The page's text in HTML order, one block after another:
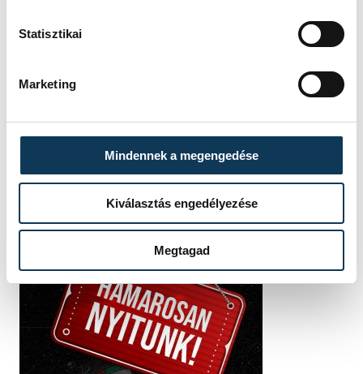
Statisztikai
Marketing
Mindennek a megengedése
Kiválasztás engedélyezése
Megtagad
HAZAI
HELYSZÍN
RÉSZLETEK